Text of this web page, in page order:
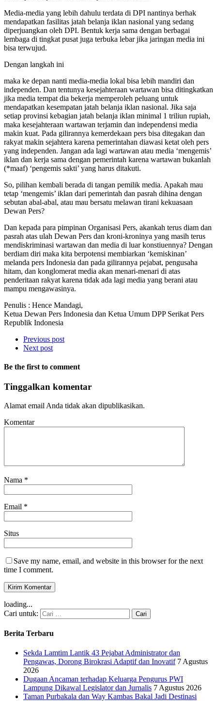
Media-media yang lebih dahulu terdata di DPI nantinya berhak
mendapatkan fasilitas jatah belanja iklan nasional yang sedang
diperjuangkan oleh DPI. Bentuk kerja sama dengan berbagai
lembaga di tingkat pusat juga terbuka lebar jika jaringan media ini
bisa terwujud.
Dengan langkah ini
maka ke depan nanti media-media lokal bisa lebih mandiri dan
independen. Dan tentunya kesejahteraan wartawan bisa ditingkatkan
jika media tempat dia bekerja memperoleh peluang untuk
mendapatkan kesempatan jatah belanja iklan nasional. Jika saja
setiap provinsi kebagian jatah belanja iklan minimal 1 triliun rupiah,
maka kesejahteraan wartawan terjamin dan independensi media
makin kuat. Pada gilirannya kemerdekaan pers bisa ditegakan dan
rakyat makin sejahtera karena pemerintahan diawasi ketat oleh pers
yang independen. Jangan ada lagi wartawan atau media ‘mengemis’
iklan dan kerja sama dengan pemerintah karena wartawan bukanlah
(*maaf) ‘pengemis sakti’ yang harus ditakuti.
So, pilihan kembali berada di tangan pemilik media. Apakah mau
tetap ‘mengemis’ iklan dari pemerintah dan pasrah dihina dengan
sebutan abal-abal, atau mau bersatu melawan tirani kekuasaan
Dewan Pers?
Dan kepada para pimpinan Organisasi Pers, akankah terus diam dan
pasrah atas ulah Dewan Pers dan kroni-kroninya yang masih terus
mendiskriminasi wartawan dan media di luar konstiuennya? Dengan
berdiam diri maka kita berpotensi membiarkan ‘kemiskinan’
melanda pers Indonesia dan pada gilirannya pejabat, pengusaha
hitam, dan konglomerat media akan menari-menari di atas
penderitaan rakyat karena tidak ada lagi media yang berani atau
mampu mengawasinya.
Penulis : Hence Mandagi,
Ketua Dewan Pers Indonesia dan Ketua Umum DPP Serikat Pers
Republik Indonesia
Previous post
Next post
Be the first to comment
Tinggalkan komentar
Alamat email Anda tidak akan dipublikasikan.
Komentar
Nama *
Email *
Situs
Save my name, email, and website in this browser for the next
time I comment.
loading...
Cari untuk:
Berita Terbaru
Sekda Lamtim Lantik 43 Pejabat Administrator dan
Pengawas, Dorong Birokrasi Adaptif dan Inovatif 7 Agustus
2026
Dugaan Ancaman terhadap Keluarga Pengurus PWI
Lampung Dikawal Legislator dan Jurnalis 7 Agustus 2026
Taman Purbakala dan Way Kambas Bakal Jadi Destinasi